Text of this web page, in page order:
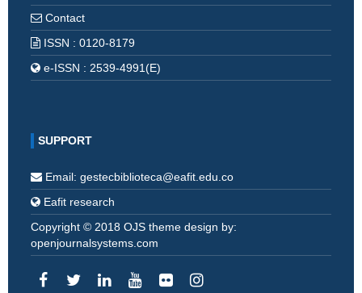
Contact
ISSN : 0120-8179
e-ISSN : 2539-4991(E)
SUPPORT
Email: gestecbiblioteca@eafit.edu.co
Eafit research
Copyright © 2018 OJS theme design by:
openjournalsystems.com